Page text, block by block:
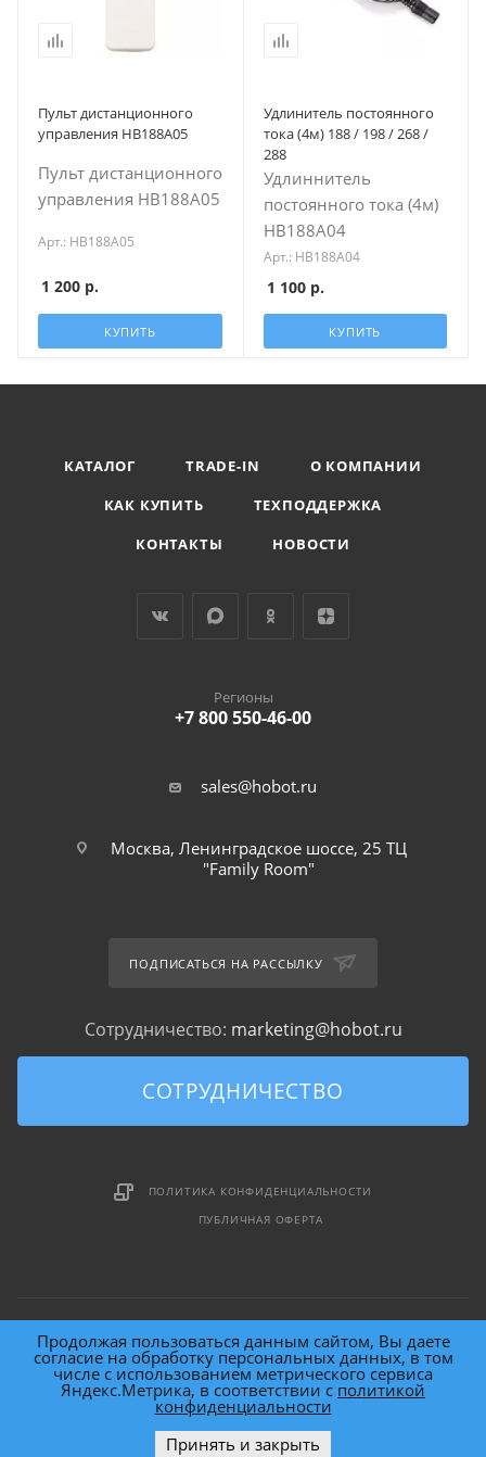
Пульт дистанционного
управления HB188A05
Пульт дистанционного
управления HB188A05
Арт.: HB188A05
1 200 р.
КУПИТЬ
Удлинитель постоянного
тока (4м) 188 / 198 / 268 /
288
Удлиннитель
постоянного тока (4м)
HB188A04
Арт.: HB188A04
1 100р.
КУПИТЬ
КАТАЛОГ TRADE-IN
О КОМПАНИИ
КАК КУПИТЬ
ТЕХПОДДЕРЖКА
КОНТАКТЫ
НОВОСТИ
Регионы
+7 800 550-46-00
sales@hobot.ru
Москва, Ленинградское шоссе, 25 ТЦ
"Family Room"
ПОДПИСАТЬСЯ НА РАССЫЛКУ
Сотрудничество: marketing@hobot.ru
СОТРУДНИЧЕСТВО
ПОЛИТИКА КОНФИДЕНЦИАЛЬНОСТИ
ПУБЛИЧНАЯ ОФЕРТА
2026 © HOBOT (HOme roBOT) Technology Inc.
Продолжая пользоваться данным сайтом, Вы даете
согласие на обработку персональных данных, в том
числе с использованием метрического сервиса
Яндекс.Метрика, в соответствии с политикой
конфиденциальности
Принять и закрыть